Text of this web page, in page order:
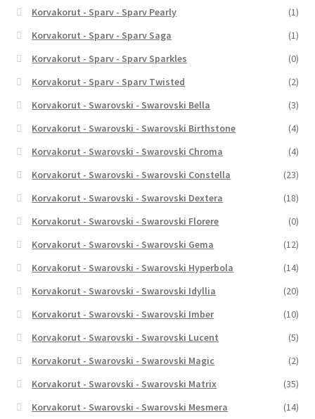
Korvakorut - Sparv - Sparv Pearly
(1)
Korvakorut - Sparv - Sparv Saga
(1)
Korvakorut - Sparv - Sparv Sparkles
(0)
Korvakorut - Sparv - Sparv Twisted
(2)
Korvakorut - Swarovski - Swarovski Bella
(3)
Korvakorut - Swarovski - Swarovski Birthstone
(4)
Korvakorut - Swarovski - Swarovski Chroma
(4)
Korvakorut - Swarovski - Swarovski Constella
(23)
Korvakorut - Swarovski - Swarovski Dextera
(18)
Korvakorut - Swarovski - Swarovski Florere
(0)
Korvakorut - Swarovski - Swarovski Gema
(12)
Korvakorut - Swarovski - Swarovski Hyperbola
(14)
Korvakorut - Swarovski - Swarovski Idyllia
(20)
Korvakorut - Swarovski - Swarovski Imber
(10)
Korvakorut - Swarovski - Swarovski Lucent
(5)
Korvakorut - Swarovski - Swarovski Magic
(2)
Korvakorut - Swarovski - Swarovski Matrix
(35)
Korvakorut - Swarovski - Swarovski Mesmera
(14)